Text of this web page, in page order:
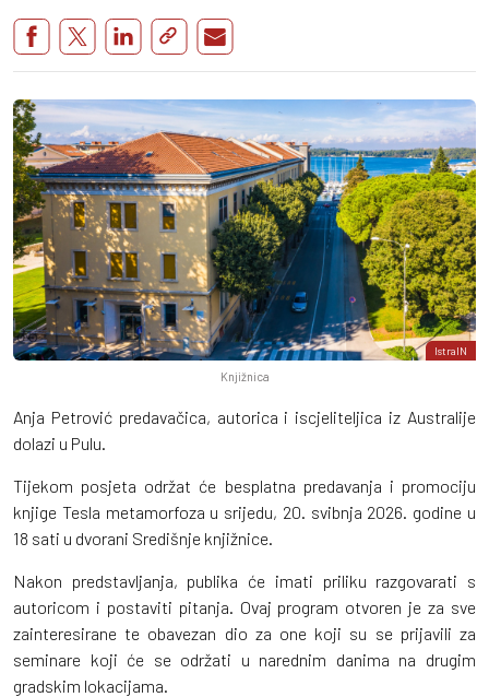
IstraIN
Knjižnica
Anja Petrović predavačica, autorica i iscjeliteljica iz Australije
dolazi u Pulu.
Tijekom posjeta održat će besplatna predavanja i promociju
knjige Tesla metamorfoza u srijedu, 20. svibnja 2026. godine u
18 sati u dvorani Središnje knjižnice.
Nakon predstavljanja, publika će imati priliku razgovarati s
autoricom i postaviti pitanja. Ovaj program otvoren je za sve
zainteresirane te obavezan dio za one koji su se prijavili za
seminare koji će se održati u narednim danima na drugim
gradskim lokacijama.